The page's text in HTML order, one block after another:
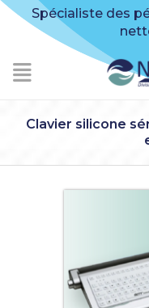
Spécialiste des
Clavier silicone